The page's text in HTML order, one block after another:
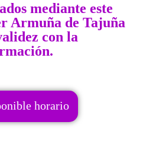
mediante este
Armuña de Tajuña
con la
horario